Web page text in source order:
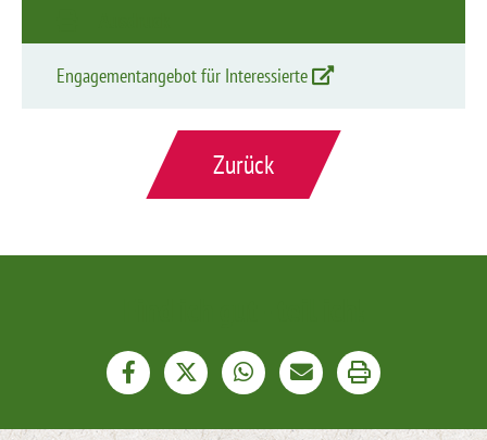
Engage­ment­angebot für Interes­sierte
Zurück